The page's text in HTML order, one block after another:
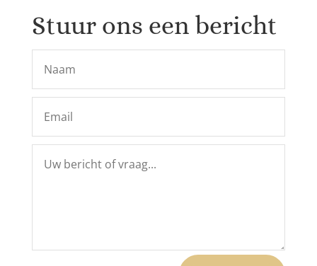
Stuur ons een bericht